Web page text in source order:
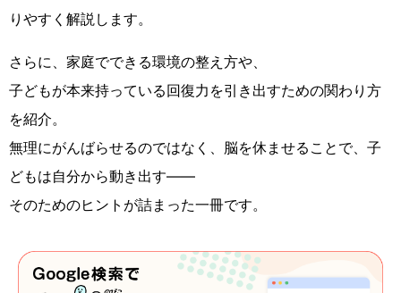
りやすく解説します。
さらに、家庭でできる環境の整え方や、
子どもが本来持っている回復力を引き出すための関わり方
を紹介。
無理にがんばらせるのではなく、脳を休ませることで、子
どもは自分から動き出す――
そのためのヒントが詰まった一冊です。